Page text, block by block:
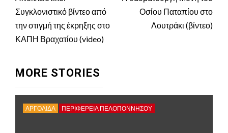
Reading
Συγκλονιστικό βίντεο από
την στιγμή της έκρηξης στο
ΚΑΠΗ Βραχατίου (video)
Οσίου Παταπίου στο
Λουτράκι (βίντεο)
MORE STORIES
ΑΡΓΟΛΙΔΑ ΠΕΡΙΦΈΡΕΙΑ ΠΕΛΟΠΟΝΝΉΣΟΥ